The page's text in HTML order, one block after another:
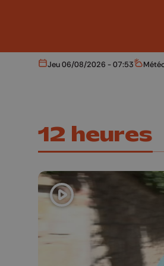
Aujourd'hui
Jeu 06/08/2026 - 07:53 Météo
12 heures